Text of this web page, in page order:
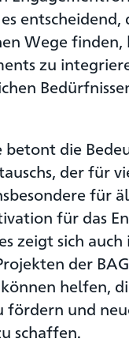
entscheidend,
Wege finden,
zu
betont die
der für
für
für das
zeigt sich auch
der
helfen,
fördern und
schaffen.